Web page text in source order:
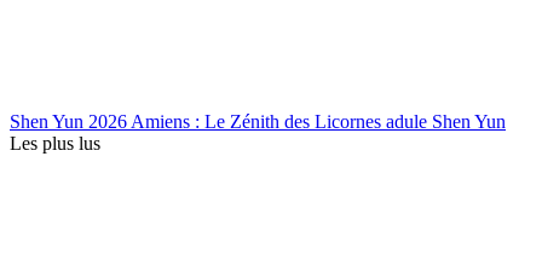
Shen Yun 2026 Amiens : Le Zénith des Licornes adule Shen Yun
Les plus lus